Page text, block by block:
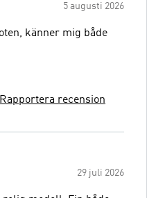
5 augusti 2026
känner mig både
Rapportera recension
29 juli 2026